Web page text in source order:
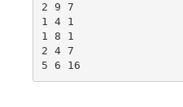
2 9 7
1 4 1
1 8 1
2 4 7